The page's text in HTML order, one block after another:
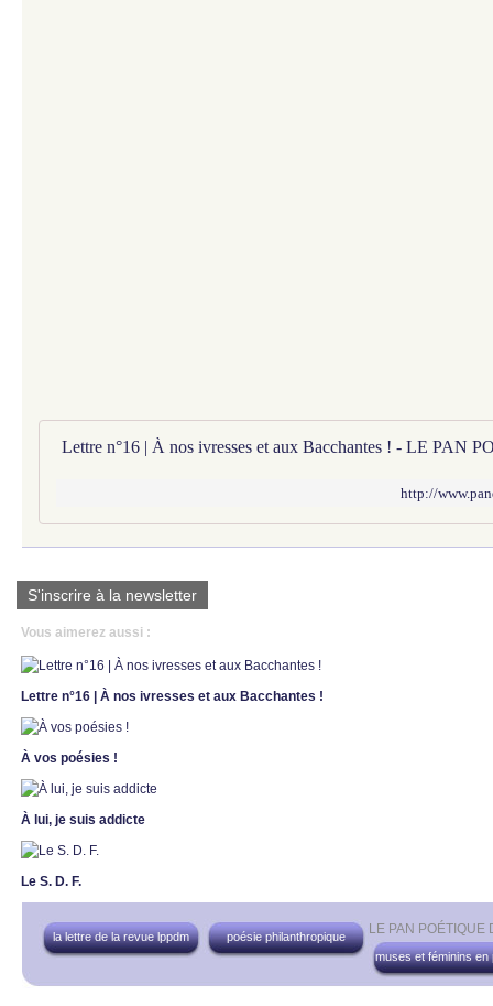
http://
S'inscrire à la newsletter
Vous aimerez aussi :
Lettre n°16 | À nos ivresses et aux Bacchantes !
À vos poésies !
À lui, je suis addicte
Le S. D. F.
LE PAN
la lettre de la revue lppdm
poésie philanthropique
muses et féminins en